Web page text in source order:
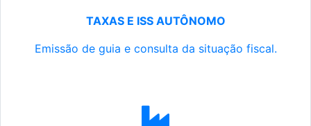
TAXAS E ISS AUTÔNOMO
Emissão de guia e consulta da situação fiscal.